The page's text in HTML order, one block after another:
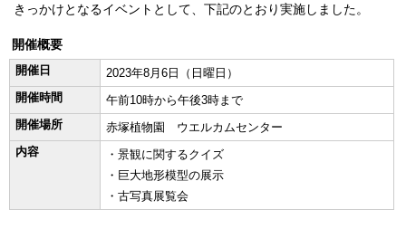
きっかけとなるイベントとして、下記のとおり実施しました。
開催概要
開催日
2023年8月6日（日曜日）
開催時間
午前10時から午後3時まで
開催場所
赤塚植物園 ウエルカムセンター
内容
・景観に関するクイズ
・巨大地形模型の展示
・古写真展覧会